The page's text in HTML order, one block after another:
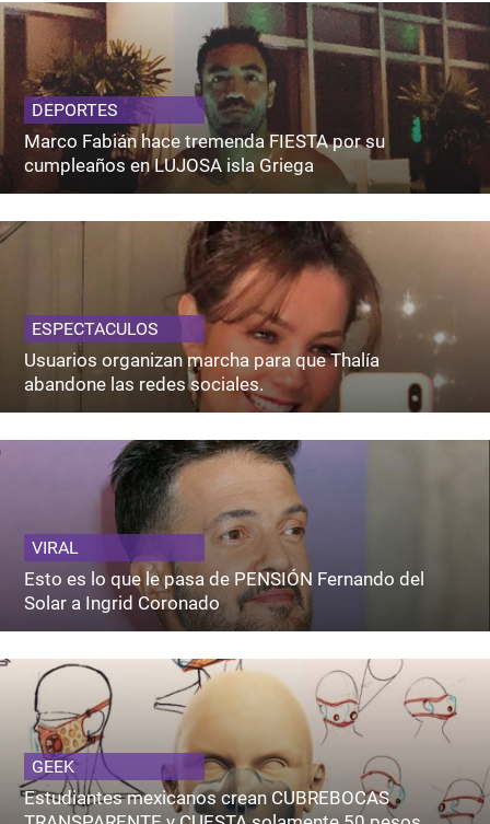
DEPORTES
Marco Fabián hace tremenda FIESTA por su
cumpleaños en LUJOSA isla Griega
ESPECTACULOS
Usuarios organizan marcha para que Thalía
abandone las redes sociales.
VIRAL
Esto es lo que le pasa de PENSIÓN Fernando del
Solar a Ingrid Coronado
GEEK
Estudiantes mexicanos crean CUBREBOCAS